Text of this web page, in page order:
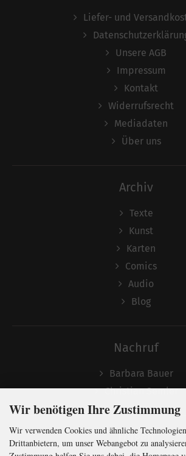
Liefer- und
Unsere AGB
Impressum
Kontakt
Widerrufsrecht
Mediadaten
Über uns
Archiv
Texte
Kunst
Karten
Comics
Audio
Blog
Nachruf
Barbara Bauer
Christian Semler
Folgen
Wir benötigen Ihre Zustimmung
Wir verwenden Cookies und ähnliche
Drittanbietern, um unser Webangebot zu